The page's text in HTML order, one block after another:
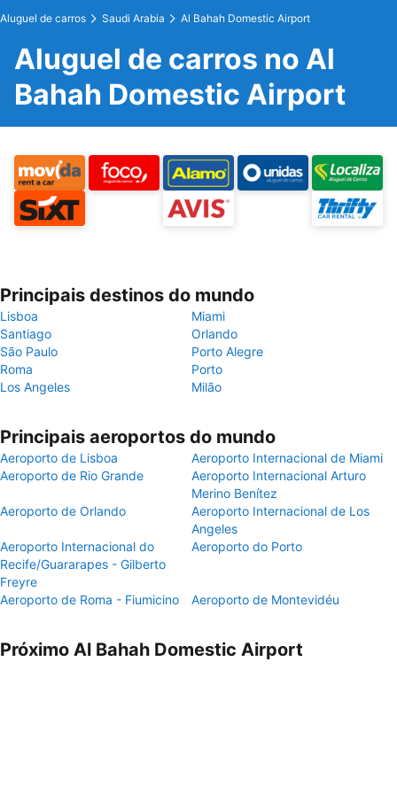
Aluguel de carros Saudi Arabia Al Bahah Domestic Airport
Aluguel de carros no Al
Bahah Domestic Airport
Principais destinos do mundo
Lisboa
Miami
Santiago
Orlando
São Paulo
Porto Alegre
Roma
Porto
Los Angeles
Milão
Principais aeroportos do mundo
Aeroporto de Lisboa
Aeroporto Internacional de Miami
Aeroporto de Rio Grande
Aeroporto Internacional Arturo
Merino Benítez
Aeroporto de Orlando
Aeroporto Internacional de Los
Angeles
Aeroporto Internacional do
Recife/Guararapes - Gilberto
Freyre
Aeroporto do Porto
Aeroporto de Roma - Fiumicino Aeroporto de Montevidéu
Próximo Al Bahah Domestic Airport